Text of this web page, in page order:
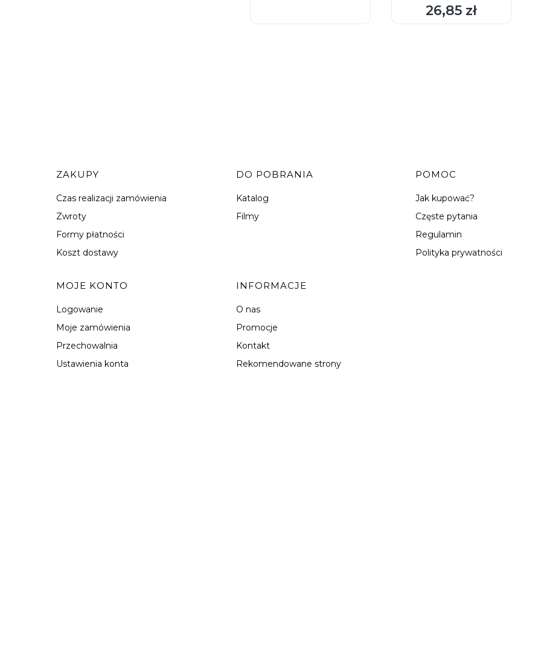
Cena
26,85 zł
Linki w stopce
ZAKUPY
Czas realizacji zamówienia
Zwroty
Formy płatności
Koszt dostawy
DO POBRANIA
Katalog
Filmy
POMOC
Jak kupować?
Częste pytania
Regulamin
Polityka prywatności
MOJE KONTO
Logowanie
Moje zamówienia
Przechowalnia
Ustawienia konta
INFORMACJE
O nas
Promocje
Kontakt
Rekomendowane strony